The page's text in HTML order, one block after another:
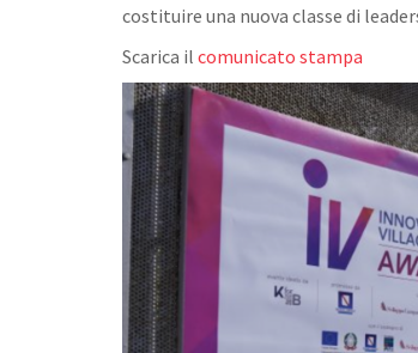
costituire una nuova classe di
Scarica il comunicato stampa